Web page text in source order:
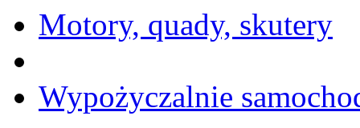
Motory, quady, skutery
Wypożyczalnie